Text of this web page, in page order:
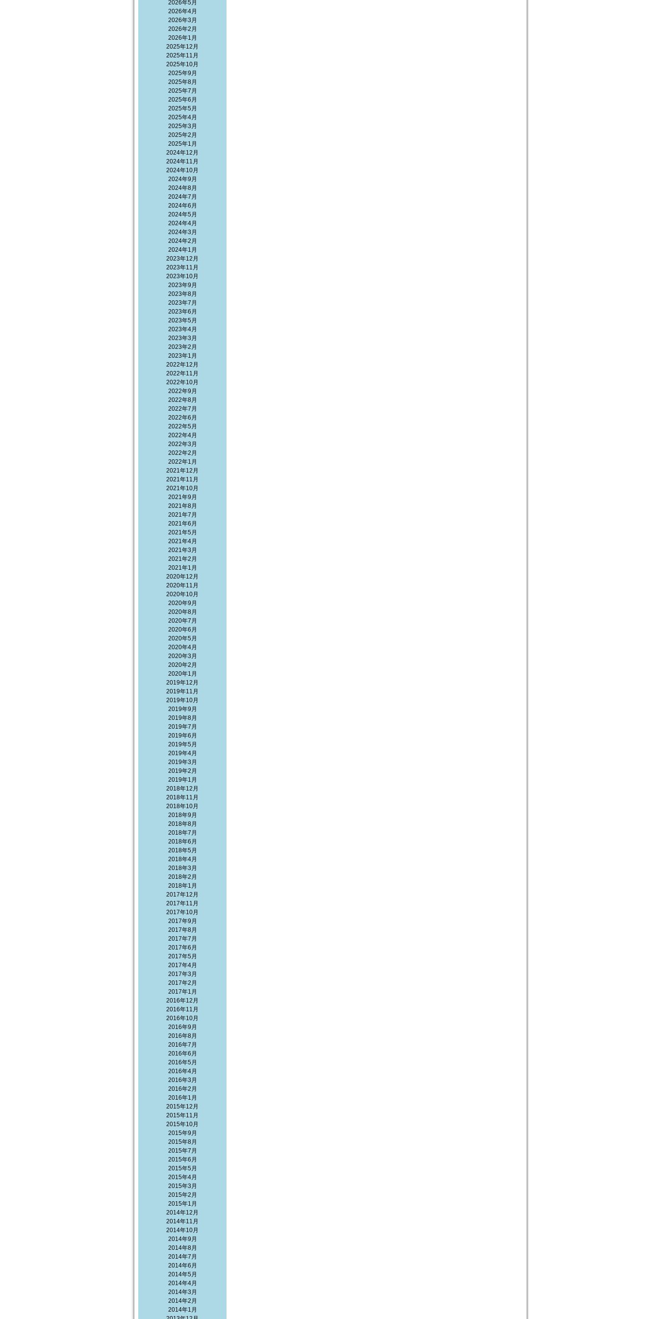
2026年5月
2026年4月
2026年3月
2026年2月
2026年1月
2025年12月
2025年11月
2025年10月
2025年9月
2025年8月
2025年7月
2025年6月
2025年5月
2025年4月
2025年3月
2025年2月
2025年1月
2024年12月
2024年11月
2024年10月
2024年9月
2024年8月
2024年7月
2024年6月
2024年5月
2024年4月
2024年3月
2024年2月
2024年1月
2023年12月
2023年11月
2023年10月
2023年9月
2023年8月
2023年7月
2023年6月
2023年5月
2023年4月
2023年3月
2023年2月
2023年1月
2022年12月
2022年11月
2022年10月
2022年9月
2022年8月
2022年7月
2022年6月
2022年5月
2022年4月
2022年3月
2022年2月
2022年1月
2021年12月
2021年11月
2021年10月
2021年9月
2021年8月
2021年7月
2021年6月
2021年5月
2021年4月
2021年3月
2021年2月
2021年1月
2020年12月
2020年11月
2020年10月
2020年9月
2020年8月
2020年7月
2020年6月
2020年5月
2020年4月
2020年3月
2020年2月
2020年1月
2019年12月
2019年11月
2019年10月
2019年9月
2019年8月
2019年7月
2019年6月
2019年5月
2019年4月
2019年3月
2019年2月
2019年1月
2018年12月
2018年11月
2018年10月
2018年9月
2018年8月
2018年7月
2018年6月
2018年5月
2018年4月
2018年3月
2018年2月
2018年1月
2017年12月
2017年11月
2017年10月
2017年9月
2017年8月
2017年7月
2017年6月
2017年5月
2017年4月
2017年3月
2017年2月
2017年1月
2016年12月
2016年11月
2016年10月
2016年9月
2016年8月
2016年7月
2016年6月
2016年5月
2016年4月
2016年3月
2016年2月
2016年1月
2015年12月
2015年11月
2015年10月
2015年9月
2015年8月
2015年7月
2015年6月
2015年5月
2015年4月
2015年3月
2015年2月
2015年1月
2014年12月
2014年11月
2014年10月
2014年9月
2014年8月
2014年7月
2014年6月
2014年5月
2014年4月
2014年3月
2014年2月
2014年1月